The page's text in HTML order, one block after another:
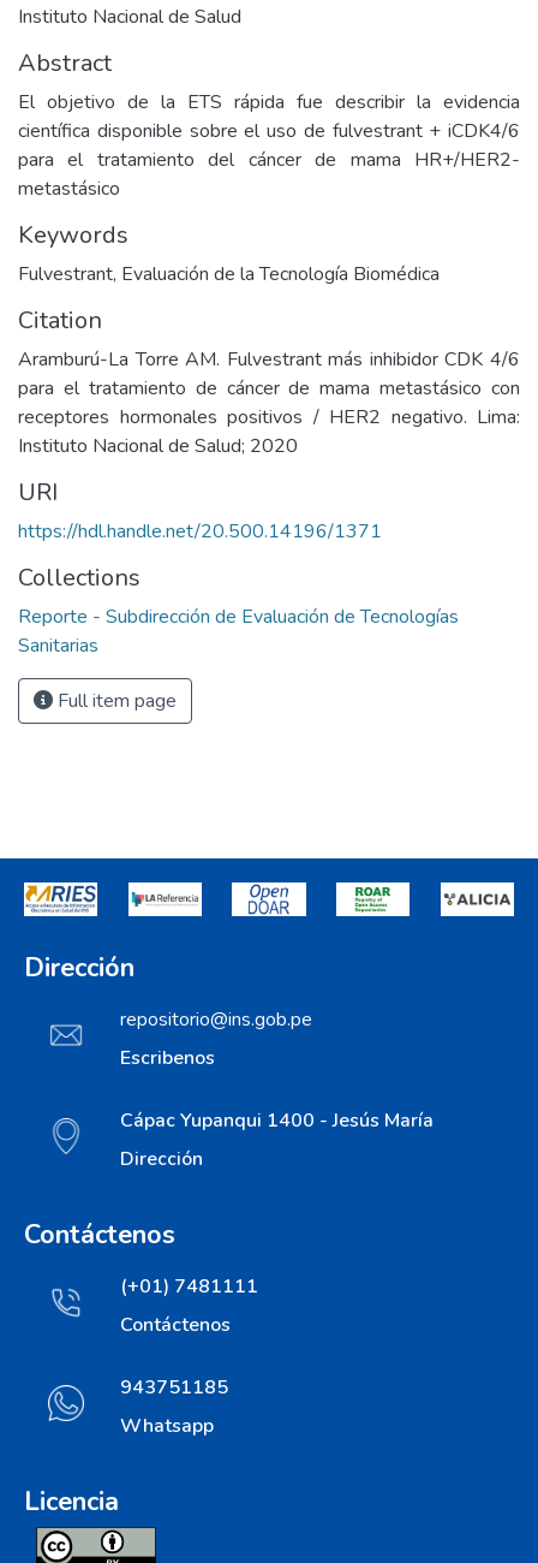
Instituto Nacional de Salud
Abstract
El objetivo de la ETS rápida fue describir la evidencia
científica disponible sobre el uso de fulvestrant + iCDK4/6
para el tratamiento del cáncer de mama HR+/HER2-
metastásico
Keywords
Fulvestrant, Evaluación de la Tecnología Biomédica
Citation
Aramburú-La Torre AM. Fulvestrant más inhibidor CDK 4/6
para el tratamiento de cáncer de mama metastásico con
receptores hormonales positivos / HER2 negativo. Lima:
Instituto Nacional de Salud; 2020
URI
https://hdl.handle.net/20.500.14196/1371
Collections
Reporte - Subdirección de Evaluación de Tecnologías
Sanitarias
Full item page
Dirección
repositorio@ins.gob.pe
Escribenos
Cápac Yupanqui 1400 - Jesús María
Dirección
Contáctenos
(+01) 7481111
Contáctenos
943751185
Whatsapp
Licencia